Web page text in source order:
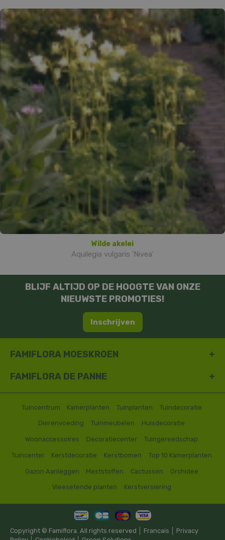
Wilde akelei
Aquilegia vulgaris 'Nivea'
BLIJF ALTIJD OP DE HOOGTE VAN ONZE
NIEUWSTE PROMOTIES!
Inschrijven
FAMIFLORA MOESKROEN
FAMIFLORA DE PANNE
Tuincentrum Kamerplanten Tuinplanten Tuindecoratie
Dierenvoeding Tuinmeubelen Huisdecoratie
Woonaccessoires Decoratiecenter Tuingereedschap
Tuincenter Kerstdecoratie Kerstbomen Top 10 Kamerplanten
Gazon Aanleggen Meststoffen Cactussen Orchidee
Vleesetende planten Kerstversiering
Copyright © Famiflora. All rights reserved │ Francais
Privacy